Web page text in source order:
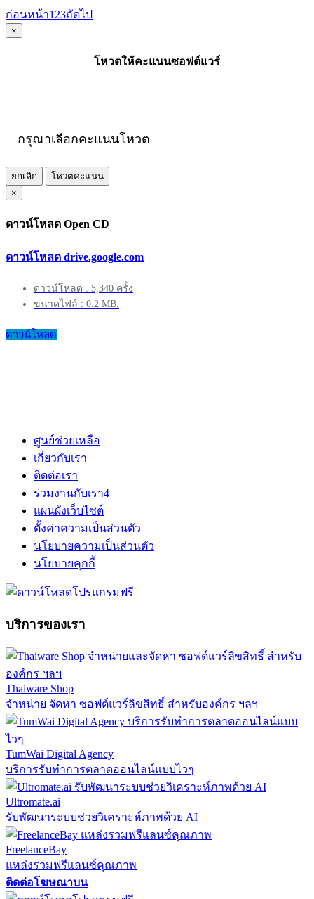
ก่อนหน้า1 23ถัดไป
×
โหวตให้คะแนนซอฟต์แวร์
กรุณาเลือกคะแนนโหวต
ยกเลิก
โหวตคะแนน
×
ดาวน์โหลด Open CD
ดาวน์โหลด drive.google.com
ดาวน์โหลด : 5,340 ครั้ง
ขนาดไฟล์ : 0.2 MB.
ดาวน์โหลด
ศูนย์ช่วยเหลือ
เกี่ยวกับเรา
ติดต่อเรา
ร่วมงานกับเรา4
แผนผังเว็บไซต์
ตั้งค่าความเป็นส่วนตัว
นโยบายความเป็นส่วนตัว
นโยบายคุกกี้
บริการของเรา
Thaiware Shop
จำหน่าย จัดหา ซอฟต์แวร์ลิขสิทธิ์ สำหรับองค์กร ฯลฯ
TumWai Digital Agency
บริการรับทำการตลาดออนไลน์แบบไวๆ
Ultromate.ai
รับพัฒนาระบบช่วยวิเคราะห์ภาพด้วย AI
FreelanceBay
แหล่งรวมฟรีแลนซ์คุณภาพ
ติดต่อโฆษณาบน